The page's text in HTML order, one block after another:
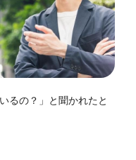
るの？」と聞かれたと